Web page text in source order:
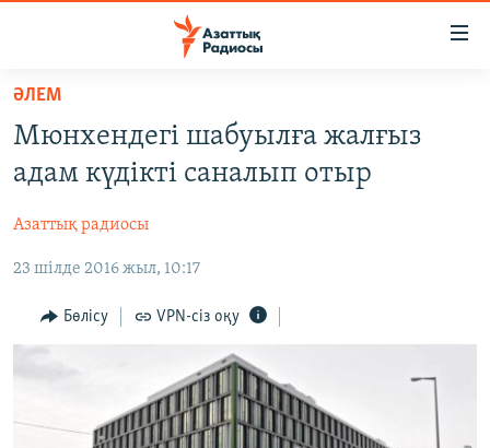
Skip
main
content
to
Navigation
AZATTYQTV
ҚАҢТАР ОҚИҒАСЫ
АДАМ ҚҰҚЫҚТАРЫ
ӘЛЕУМЕТ
ӘЛЕМ
АРНАЙЫ ЖОБАЛАР
ӘЛЕМ
Мюнхендегі шабуылға жалғыз
адам күдікті саналып отыр
Азаттық радиосы
23 шілде 2016 жыл, 10:17
Бөлісу VPN-сіз оқу